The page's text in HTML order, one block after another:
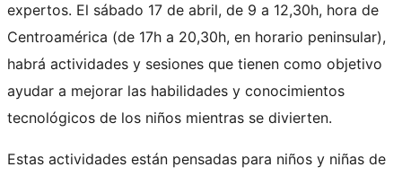
expertos. El sábado 17 de abril, de 9 a 12,30h, hora de
Centroamérica (de 17h a 20,30h, en horario peninsular),
habrá actividades y sesiones que tienen como objetivo
ayudar a mejorar las habilidades y conocimientos
tecnológicos de los niños mientras se divierten.
Estas actividades están pensadas para niños y niñas de